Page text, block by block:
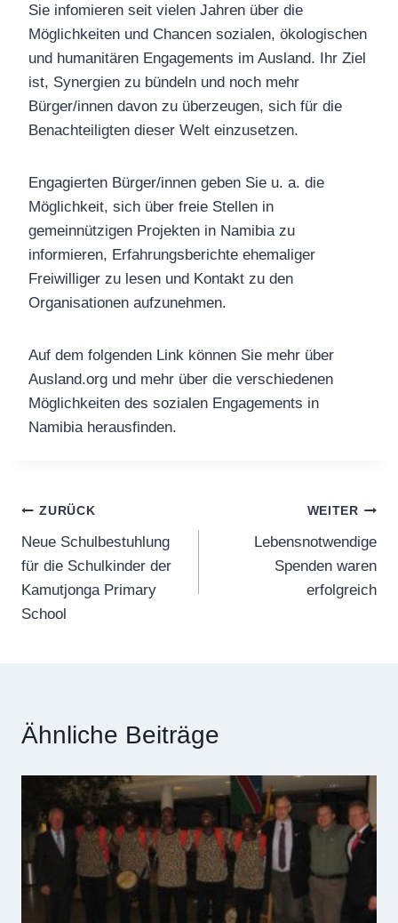
Sie infomieren seit vielen Jahren über die
Möglichkeiten und Chancen sozialen, ökologischen
und humanitären Engagements im Ausland. Ihr Ziel
ist, Synergien zu bündeln und noch mehr
Bürger/innen davon zu überzeugen, sich für die
Benachteiligten dieser Welt einzusetzen.
Engagierten Bürger/innen geben Sie u. a. die
Möglichkeit, sich über freie Stellen in
gemeinnützigen Projekten in Namibia zu
informieren, Erfahrungsberichte ehemaliger
Freiwilliger zu lesen und Kontakt zu den
Organisationen aufzunehmen.
Auf dem folgenden Link können Sie mehr über
Ausland.org und mehr über die verschiedenen
Möglichkeiten des sozialen Engagements in
Namibia herausfinden.
Beitragsnavigation
ZURÜCK
Neue Schulbestuhlung
für die Schulkinder der
Kamutjonga Primary
School
WEITER
Lebensnotwendige
Spenden waren
erfolgreich
Ähnliche Beiträge